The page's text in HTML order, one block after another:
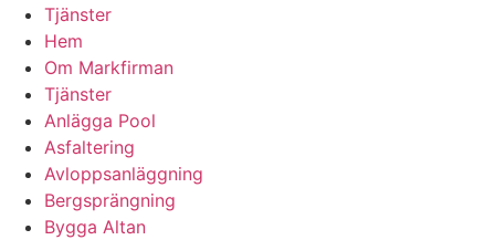
Tjänster
Hem
Om Markfirman
Tjänster
Anlägga Pool
Asfaltering
Avloppsanläggning
Bergsprängning
Bygga Altan